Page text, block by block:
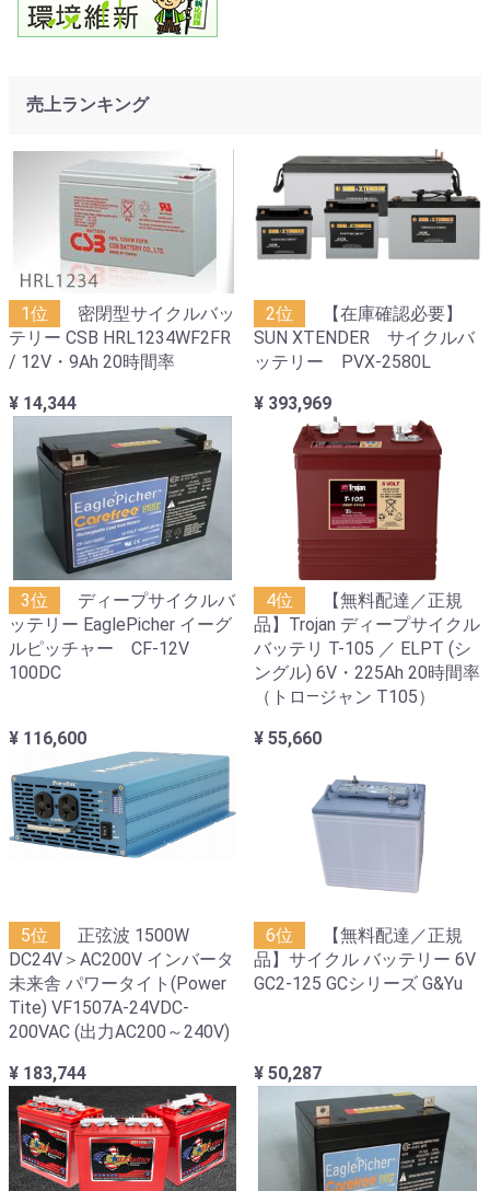
売上ランキング
1位
密閉型サイクルバッ
テリー CSB HRL1234WF2FR
/ 12V・9Ah 20時間率
¥ 14,344
2位
【在庫確認必要】
SUN XTENDER サイクルバ
ッテリー PVX-2580L
¥ 393,969
3位
ディープサイクルバ
ッテリー EaglePicher イーグ
ルピッチャー CF-12V
100DC
¥ 116,600
4位
【無料配達／正規
品】Trojan ディープサイクル
バッテリ T-105 ／ ELPT (シ
ングル) 6V・225Ah 20時間率
（トロ―ジャン T105）
¥ 55,660
5位
正弦波 1500W
DC24V＞AC200V インバータ
未来舎 パワータイト(Power
Tite) VF1507A-24VDC-
200VAC (出力AC200～240V)
¥ 183,744
6位
【無料配達／正規
品】サイクル バッテリー 6V
GC2-125 GCシリーズ G&Yu
¥ 50,287